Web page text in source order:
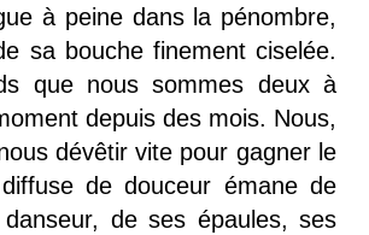
à peine dans la pénombre,
sa bouche finement ciselée.
que nous sommes deux à
depuis des mois. Nous,
dévêtir vite pour gagner le
de douceur émane de
de ses épaules, ses